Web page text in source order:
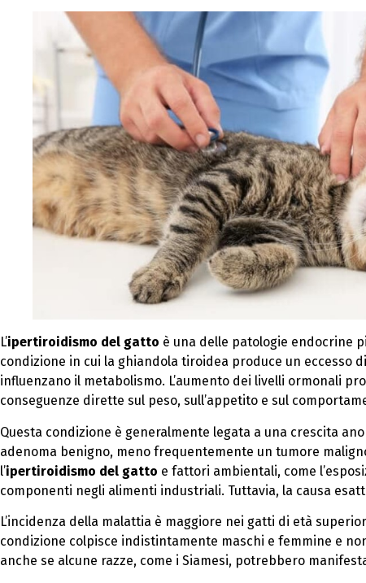
L’ipertiroidismo del gatto è una delle patologie endocrine
condizione in cui la ghiandola tiroidea produce un eccesso
influenzano il metabolismo. L’aumento dei livelli ormonali
conseguenze dirette sul peso, sull’appetito e sul
Questa condizione è generalmente legata a una crescita
adenoma benigno, meno frequentemente un tumore
l’ipertiroidismo del gatto e fattori ambientali, come
componenti negli alimenti industriali. Tuttavia, la causa
L’incidenza della malattia è maggiore nei gatti di età
condizione colpisce indistintamente maschi e femmine e
anche se alcune razze, come i Siamesi, potrebbero